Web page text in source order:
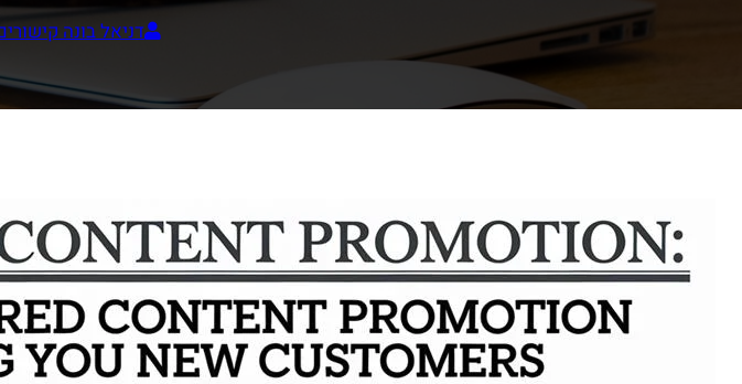
דניאל בונה